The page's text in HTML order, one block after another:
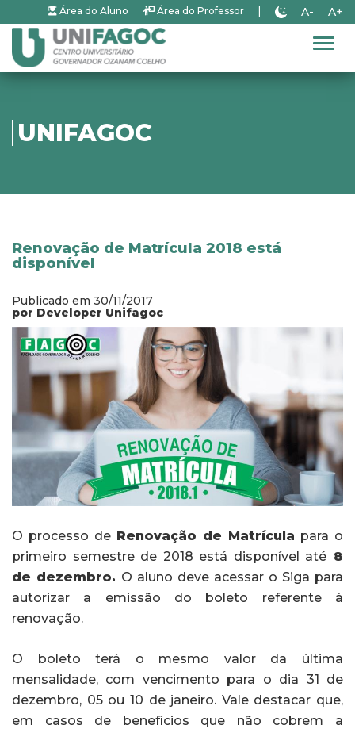
Área do Aluno Área do Professor A- A+
UNIFAGOC
Renovação de Matrícula 2018 está
disponível
Publicado em 30/11/2017
por Developer Unifagoc
O processo de Renovação de Matrícula para o
primeiro semestre de 2018 está disponível até 8
de dezembro. O aluno deve acessar o Siga para
autorizar a emissão do boleto referente à
renovação.
O boleto terá o mesmo valor da última
mensalidade, com vencimento para o dia 31 de
dezembro, 05 ou 10 de janeiro. Vale destacar que,
em casos de benefícios que não cobrem a